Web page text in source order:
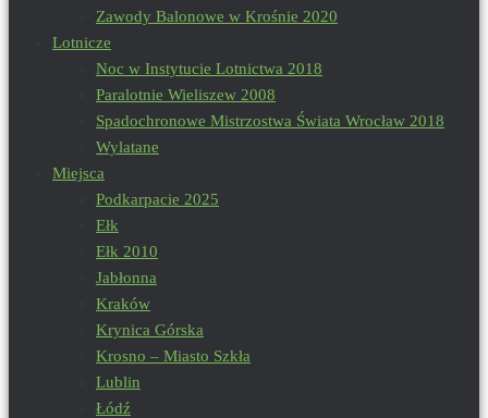
Zawody Balonowe w Krośnie 2020
Lotnicze
Noc w Instytucie Lotnictwa 2018
Paralotnie Wieliszew 2008
Spadochronowe Mistrzostwa Świata Wrocław 2018
Wylatane
Miejsca
Podkarpacie 2025
Ełk
Ełk 2010
Jabłonna
Kraków
Krynica Górska
Krosno – Miasto Szkła
Lublin
Łódź